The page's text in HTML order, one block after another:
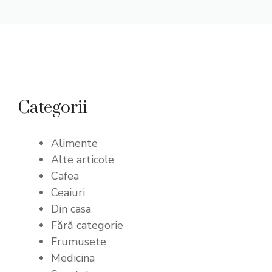
Categorii
Alimente
Alte articole
Cafea
Ceaiuri
Din casa
Fără categorie
Frumusete
Medicina